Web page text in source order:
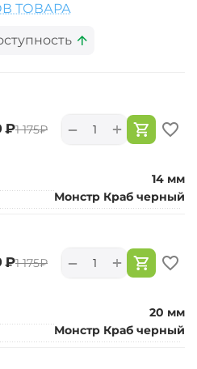
ТОВАРА
₽‍1 175‍₽ +
−
14 мм
Монстр Краб черный
₽‍1 175‍₽ +
−
20 мм
Монстр Краб черный